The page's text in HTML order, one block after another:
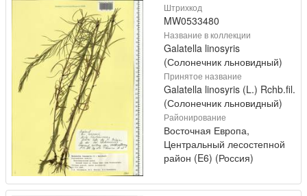
Штрихкод
MW0533480
Название в коллекции
Galatella linosyris
(Солонечник льновидный)
Принятое название
Galatella linosyris (L.) Rchb.fil.
(Солонечник льновидный)
Районирование
Восточная Европа,
Центральный лесостепной
район (E6) (Россия)